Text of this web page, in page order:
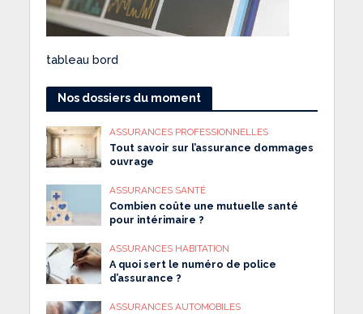
tableau bord
Nos dossiers du moment
ASSURANCES PROFESSIONNELLES
Tout savoir sur l’assurance dommages
ouvrage
ASSURANCES SANTÉ
Combien coûte une mutuelle santé
pour intérimaire ?
ASSURANCES HABITATION
A quoi sert le numéro de police
d’assurance ?
ASSURANCES AUTOMOBILES